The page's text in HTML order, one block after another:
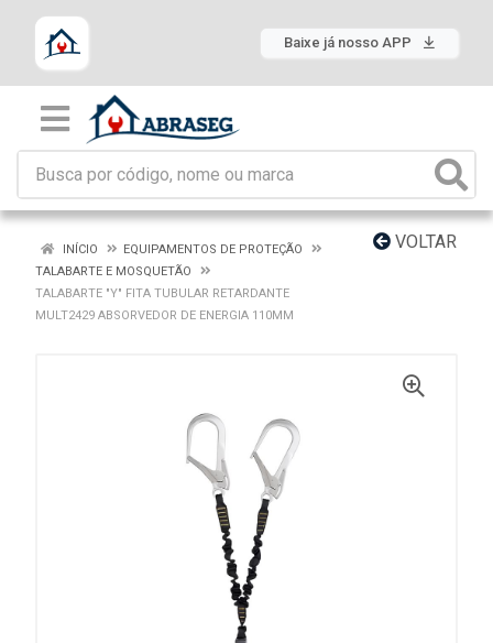
Baixe já nosso APP
VOLTAR
INÍCIO
EQUIPAMENTOS DE PROTEÇÃO
TALABARTE E MOSQUETÃO
TALABARTE "Y" FITA TUBULAR RETARDANTE
MULT2429 ABSORVEDOR DE ENERGIA 110MM